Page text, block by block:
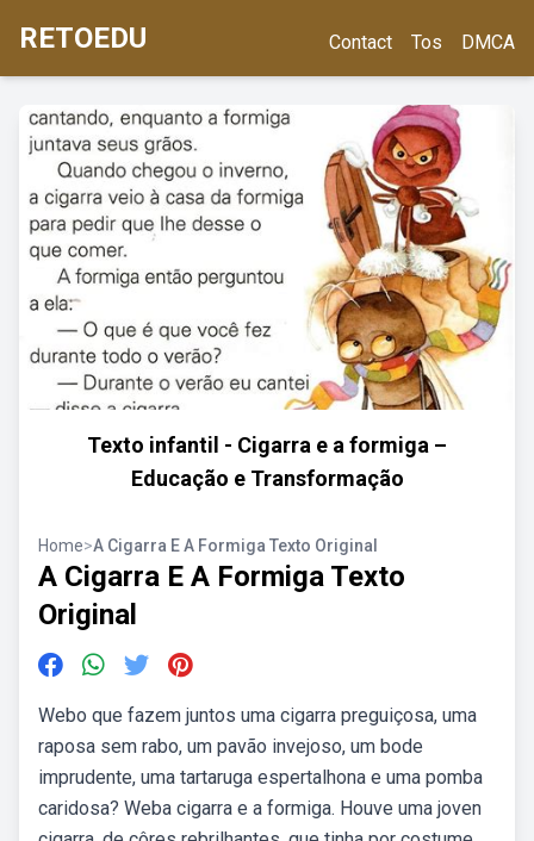
RETOEDU Contact Tos DMCA
Texto infantil - Cigarra e a formiga –
Educação e Transformação
Home>A Cigarra E A Formiga Texto Original
A Cigarra E A Formiga Texto
Original
Webo que fazem juntos uma cigarra preguiçosa, uma
raposa sem rabo, um pavão invejoso, um bode
imprudente, uma tartaruga espertalhona e uma pomba
caridosa? Weba cigarra e a formiga. Houve uma joven